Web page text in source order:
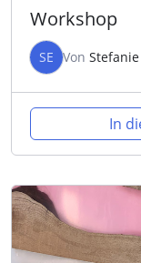
Workshop
SE Von
In